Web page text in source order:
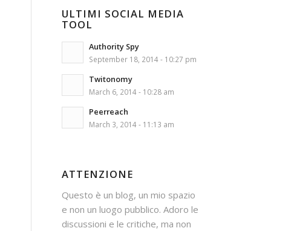
ULTIMI SOCIAL MEDIA
TOOL
Authority Spy
September 18, 2014 - 10:27 pm
Twitonomy
March 6, 2014 - 10:28 am
Peerreach
March 3, 2014 - 11:13 am
ATTENZIONE
Questo è un blog, un mio spazio
e non un luogo pubblico. Adoro le
discussioni e le critiche, ma non